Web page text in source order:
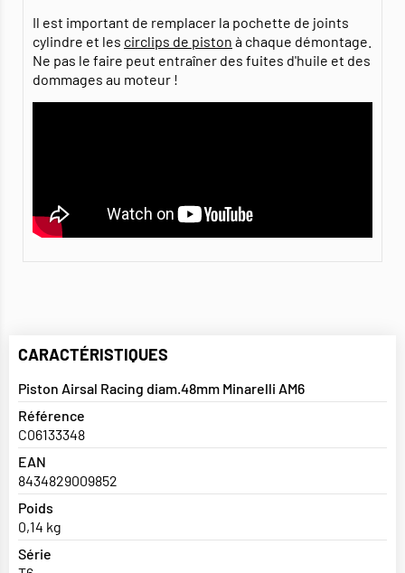
Il est important de remplacer la pochette de joints
cylindre et les circlips de piston à chaque démontage.
Ne pas le faire peut entraîner des fuites d'huile et des
dommages au moteur !
CARACTÉRISTIQUES
Piston Airsal Racing diam.48mm Minarelli AM6
Référence
C06133348
EAN
8434829009852
Poids
0,14 kg
Série